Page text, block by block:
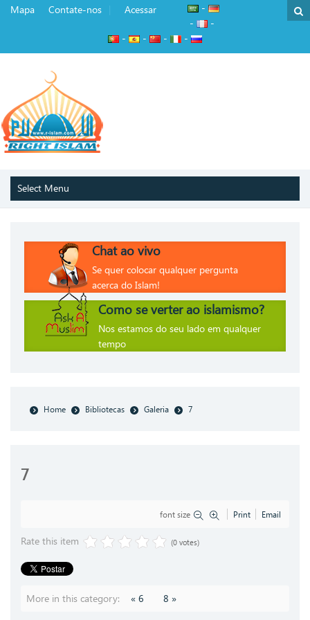
Mapa Contate-nos Acessar
-
-
-
-
- - -
Chat ao vivo
Se quer colocar qualquer pergunta
acerca do Islam!
Como se verter ao islamismo?
Nos estamos do seu lado em qualquer
tempo
Home Bibliotecas Galeria 7
7
font size Print Email
Rate this item (0 votes)
More in this category: « 6 8 »